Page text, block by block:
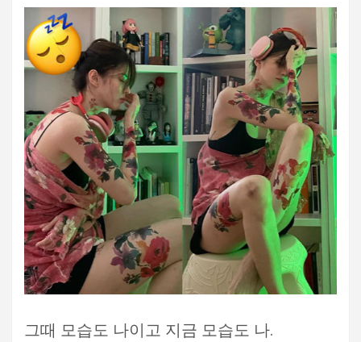
그때 모습도 나이고 지금 모습도 나.